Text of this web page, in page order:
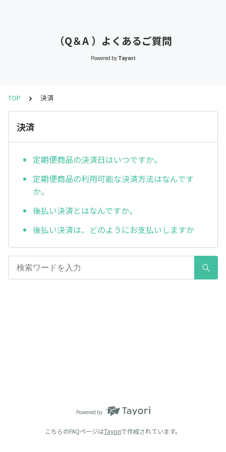
（Q＆A ）よくあるご質問
Powered by Tayori
TOP 決済
決済
定期便商品の決済日はいつですか。
定期便商品の利用可能な決済方法はなんです
か。
後払い決済とはなんですか。
後払い決済は、どのようにお支払いしますか
Powered by
こちらのFAQページはTayoriで作成されています。